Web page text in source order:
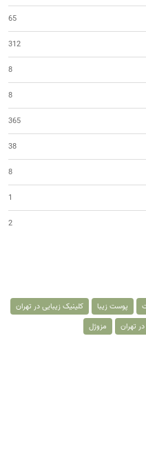
65
312
8
8
365
38
8
1
2
پوست زیبا
کلینیک زیبایی در تهران
تهران
مزوژل